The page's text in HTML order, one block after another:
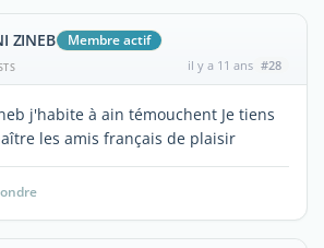
ZINEB Membre actif
il y a 11 ans #28
j'habite à ain témouchent Je tiens
les amis français de plaisir